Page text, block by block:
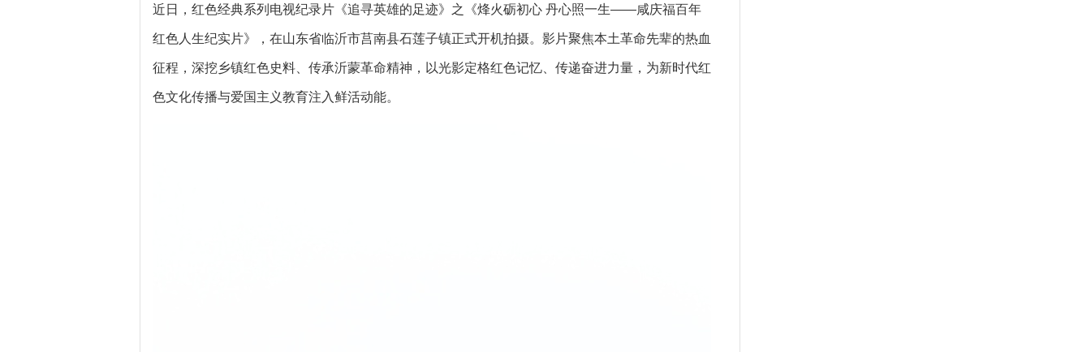
近日，红色经典系列电视纪录片《追寻英雄的足迹》之《烽火砺初心 丹心照一生——咸庆福百年
红色人生纪实片》，在山东省临沂市莒南县石莲子镇正式开机拍摄。影片聚焦本土革命先辈的热血
征程，深挖乡镇红色史料、传承沂蒙革命精神，以光影定格红色记忆、传递奋进力量，为新时代红
色文化传播与爱国主义教育注入鲜活动能。